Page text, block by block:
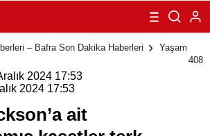
yayınlanmamış
kasetler terk
edilmiş bir
depoda bulundu
– Bafra Son Dakika Haberleri
Yaşam
408
2024 17:53
2024 17:53
ait